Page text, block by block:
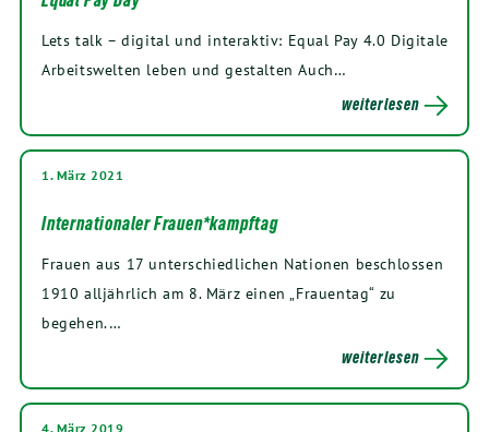
Lets talk – digi­tal und inter­ak­tiv: Equal Pay 4.0 Digi­ta­le
Arbeits­wel­ten leben und gestal­ten Auch…
weiterlesen
1. März 2021
Internationaler Frauen*kampftag
Frau­en aus 17 unter­schied­li­chen Natio­nen beschlos­sen
1910 all­jähr­lich am 8. März einen „Frau­en­tag“ zu
begehen.…
weiterlesen
4. März 2019